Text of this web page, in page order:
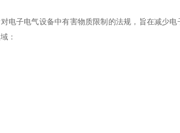
子电气设备中有害物质限制的法规，旨在减少电
：‌